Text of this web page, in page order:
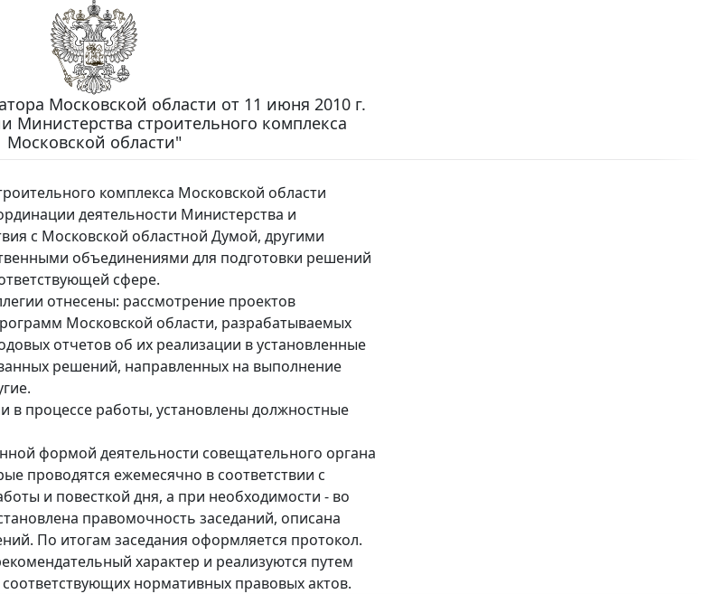
Московской области от 11 июня 2010 г.
Министерства строительного комплекса
Московской области"
комплекса Московской области
деятельности Министерства и
с Московской областной Думой, другими
объединениями для подготовки решений
сфере.
отнесены: рассмотрение проектов
Московской области, разрабатываемых
отчетов об их реализации в установленные
решений, направленных на выполнение
в процессе работы, установлены должностные
формой деятельности совещательного органа
проводятся ежемесячно в соответствии с
и повесткой дня, а при необходимости - во
правомочность заседаний, описана
По итогам заседания оформляется протокол.
характер и реализуются путем
нормативных правовых актов.